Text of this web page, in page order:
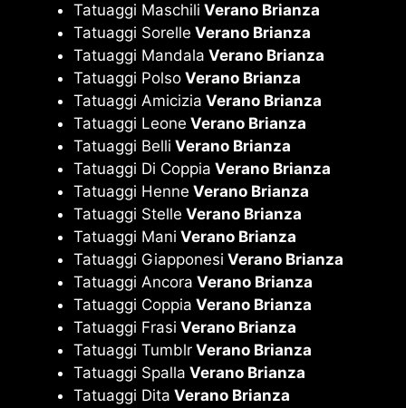
Tatuaggi Maschili Verano Brianza
Tatuaggi Sorelle Verano Brianza
Tatuaggi Mandala Verano Brianza
Tatuaggi Polso Verano Brianza
Tatuaggi Amicizia Verano Brianza
Tatuaggi Leone Verano Brianza
Tatuaggi Belli Verano Brianza
Tatuaggi Di Coppia Verano Brianza
Tatuaggi Henne Verano Brianza
Tatuaggi Stelle Verano Brianza
Tatuaggi Mani Verano Brianza
Tatuaggi Giapponesi Verano Brianza
Tatuaggi Ancora Verano Brianza
Tatuaggi Coppia Verano Brianza
Tatuaggi Frasi Verano Brianza
Tatuaggi Tumblr Verano Brianza
Tatuaggi Spalla Verano Brianza
Tatuaggi Dita Verano Brianza